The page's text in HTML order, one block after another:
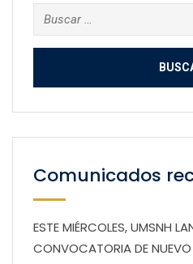
Buscar:
Comunicados
ESTE MIÉRCOLES, UMSNH
CONVOCATORIA DE NUEVO